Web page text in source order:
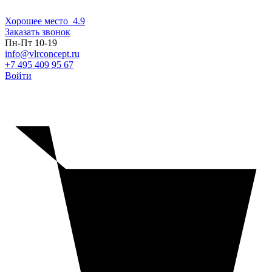
Хорошее место 4.9
Заказать звонок
Пн-Пт 10-19
info@vlrconcept.ru
+7 495 409 95 67
Войти